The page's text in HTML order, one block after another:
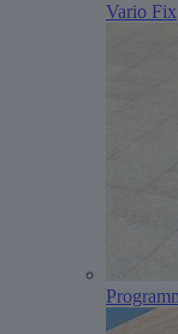
Vario Fix